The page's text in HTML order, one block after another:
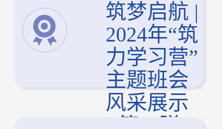
筑梦启航 |
2024年“筑
力学习营”
主题班会
风采展示